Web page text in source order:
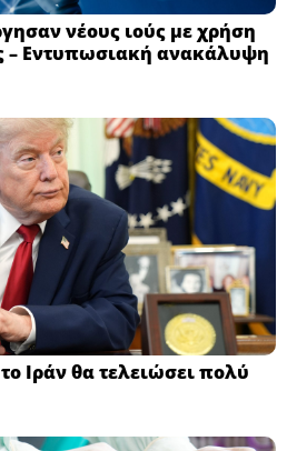
νέους ιούς με χρήση
– Εντυπωσιακή ανακάλυψη
Ιράν θα τελειώσει πολύ